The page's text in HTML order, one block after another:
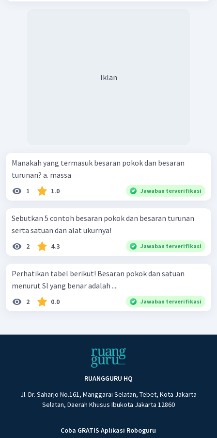
Iklan
Manakah yang termasuk besaran pokok dan besaran
turunan? a. massa
1 1.0 Jawaban terverifikasi
Sebutkan 5 contoh besaran pokok dan besaran turunan
serta satuan dan alat ukurnya!
2 4.3 Jawaban terverifikasi
Perhatikan tabel berikut! Besaran pokok dan satuan
menurut Sl yang benar adalah ....
2 0.0 Jawaban terverifikasi
RUANGGURU HQ
Jl. Dr. Saharjo No.161, Manggarai Selatan, Tebet, Kota Jakarta
Selatan, Daerah Khusus Ibukota Jakarta 12860
Coba GRATIS Aplikasi Roboguru